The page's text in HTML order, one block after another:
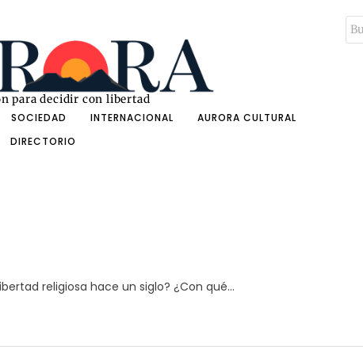
para decidir con libertad
SOCIEDAD INTERNACIONAL
AURORA CULTURAL
DIRECTORIO
religiosa hace un siglo? ¿Con qué...